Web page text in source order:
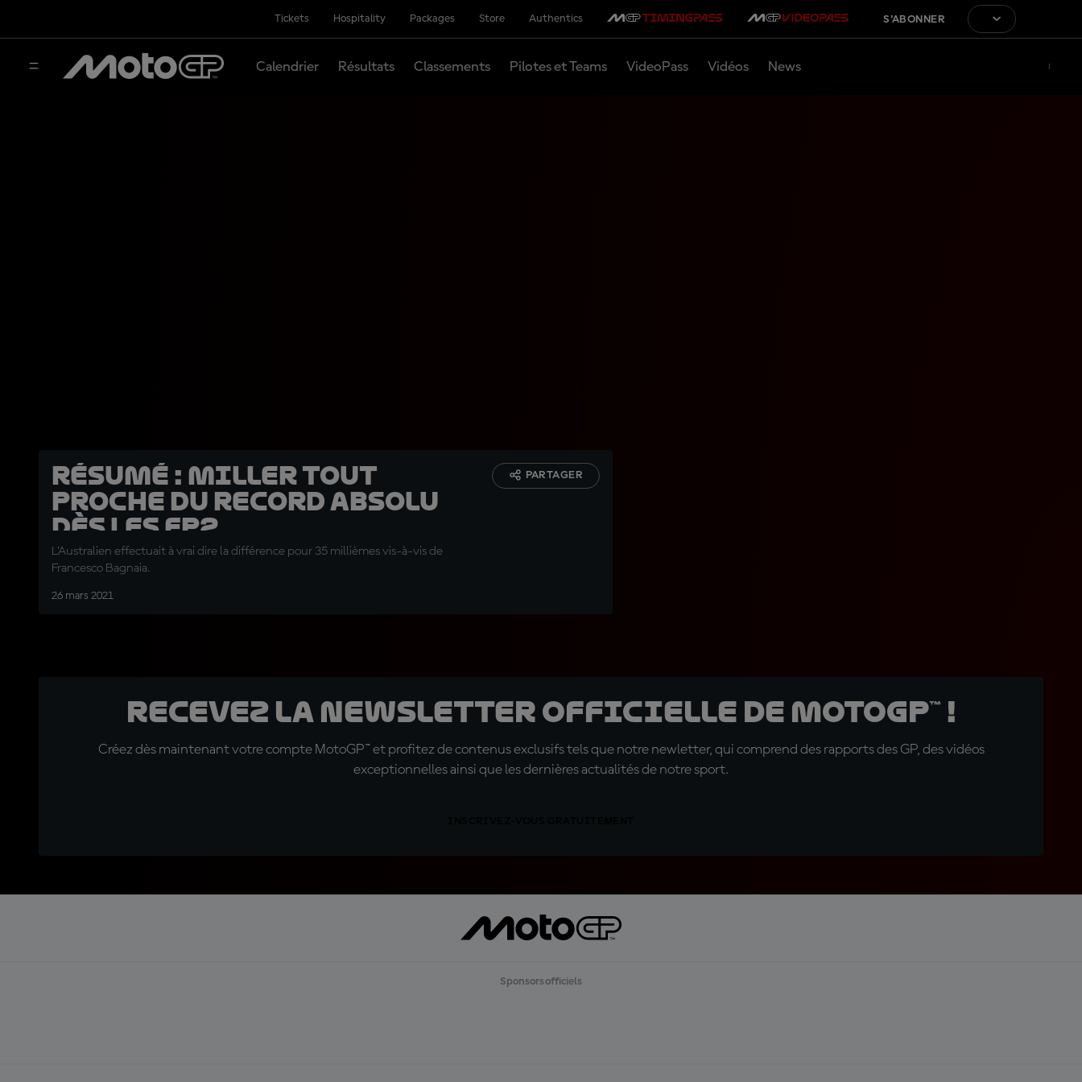
Tickets Hospitality Packages Store Authentics S'ABONNER
Calendrier Résultats Classements Pilotes et Teams VideoPass Vidéos News
Résumé : Miller tout
proche du record absolu
dès les FP2
L'Australien effectuait à vrai dire la différence pour 35 millièmes vis-à-vis de
Francesco Bagnaia.
26 mars 2021
PARTAGER
Recevez la Newsletter officielle de MotoGP™ !
Créez dès maintenant votre compte MotoGP™ et profitez de contenus exclusifs tels que notre newletter, qui comprend des rapports des GP, des vidéos
exceptionnelles ainsi que les dernières actualités de notre sport.
Sponsors officiels